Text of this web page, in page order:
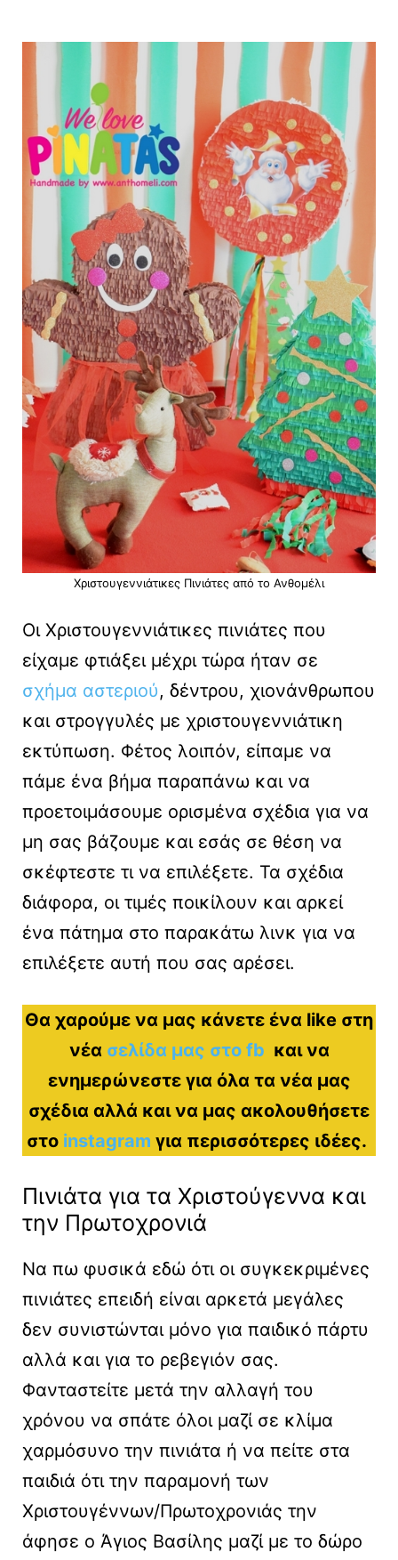
Χριστουγεννιάτικες Πινιάτες από το Ανθομέλι
Οι Χριστουγεννιάτικες πινιάτες που
είχαμε φτιάξει μέχρι τώρα ήταν σε
σχήμα αστεριού, δέντρου, χιονάνθρωπου
και στρογγυλές με χριστουγεννιάτικη
εκτύπωση. Φέτος λοιπόν, είπαμε να
πάμε ένα βήμα παραπάνω και να
προετοιμάσουμε ορισμένα σχέδια για να
μη σας βάζουμε και εσάς σε θέση να
σκέφτεστε τι να επιλέξετε. Τα σχέδια
διάφορα, οι τιμές ποικίλουν και αρκεί
ένα πάτημα στο παρακάτω λινκ για να
επιλέξετε αυτή που σας αρέσει.
Θα χαρούμε να μας κάνετε ένα like στη
νέα σελίδα μας στο fb και να
ενημερώνεστε για όλα τα νέα μας
σχέδια αλλά και να μας ακολουθήσετε
στο instagram για περισσότερες ιδέες.
Πινιάτα για τα Χριστούγεννα και
την Πρωτοχρονιά
Να πω φυσικά εδώ ότι οι συγκεκριμένες
πινιάτες επειδή είναι αρκετά μεγάλες
δεν συνιστώνται μόνο για παιδικό πάρτυ
αλλά και για το ρεβεγιόν σας.
Φανταστείτε μετά την αλλαγή του
χρόνου να σπάτε όλοι μαζί σε κλίμα
χαρμόσυνο την πινιάτα ή να πείτε στα
παιδιά ότι την παραμονή των
Χριστουγέννων/Πρωτοχρονιάς την
άφησε ο Άγιος Βασίλης μαζί με το δώρο